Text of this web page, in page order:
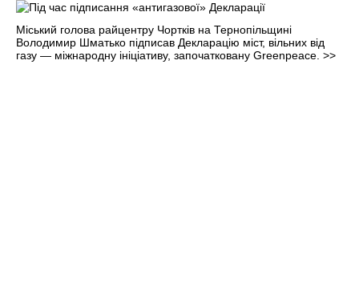
Міський голова райцентру Чортків на Тернопільщині
Володимир Шматько підписав Декларацію міст, вільних від
газу — міжнародну ініціативу, започатковану Greenpeace. >>